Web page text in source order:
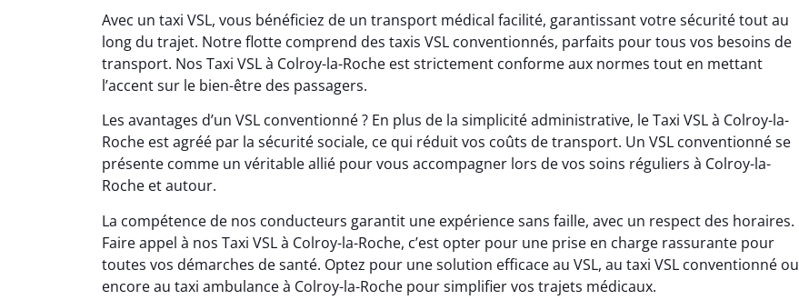
Avec un taxi VSL, vous bénéficiez de un transport médical facilité, garantissant votre sécurité tout au
long du trajet. Notre flotte comprend des taxis VSL conventionnés, parfaits pour tous vos besoins de
transport. Nos Taxi VSL à Colroy-la-Roche est strictement conforme aux normes tout en mettant
l’accent sur le bien-être des passagers.
Les avantages d’un VSL conventionné ? En plus de la simplicité administrative, le Taxi VSL à Colroy-la-
Roche est agréé par la sécurité sociale, ce qui réduit vos coûts de transport. Un VSL conventionné se
présente comme un véritable allié pour vous accompagner lors de vos soins réguliers à Colroy-la-
Roche et autour.
La compétence de nos conducteurs garantit une expérience sans faille, avec un respect des horaires.
Faire appel à nos Taxi VSL à Colroy-la-Roche, c’est opter pour une prise en charge rassurante pour
toutes vos démarches de santé. Optez pour une solution efficace au VSL, au taxi VSL conventionné ou
encore au taxi ambulance à Colroy-la-Roche pour simplifier vos trajets médicaux.